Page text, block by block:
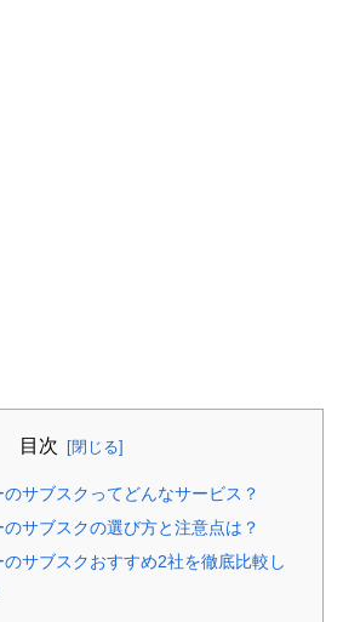
目次
サブスクってどんなサービス？
サブスクの選び方と注意点は？
サブスクおすすめ2社を徹底比較し